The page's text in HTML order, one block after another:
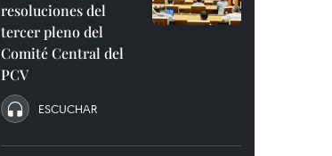
resoluciones del
tercer pleno del
Comité Central del
PCV
ESCUCHAR